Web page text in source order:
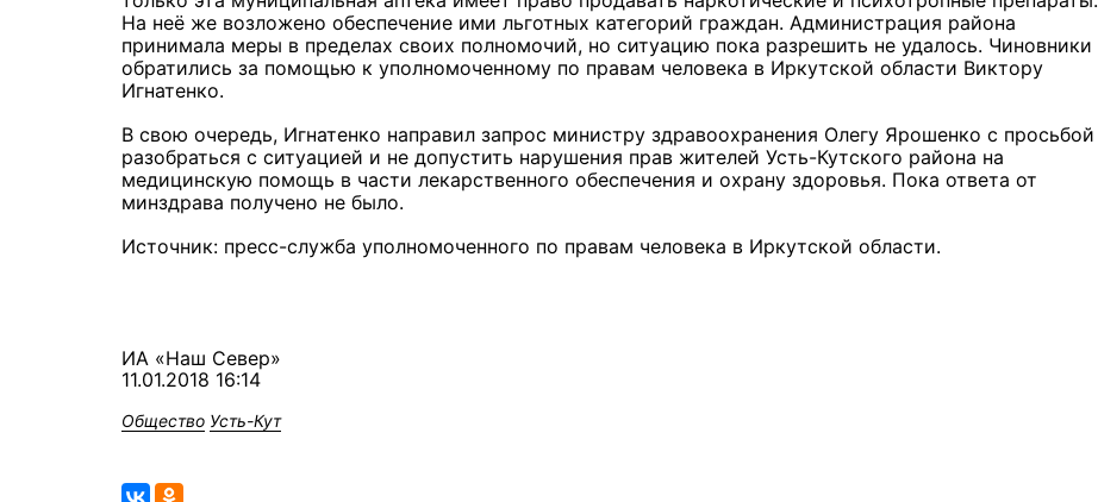
На неё же возложено обеспечение ими льготных категорий граждан. Администрация района
принимала меры в пределах своих полномочий, но ситуацию пока разрешить не удалось. Чиновники
обратились за помощью к уполномоченному по правам человека в Иркутской области Виктору
Игнатенко.
В свою очередь, Игнатенко направил запрос министру здравоохранения Олегу Ярошенко с просьбой
разобраться с ситуацией и не допустить нарушения прав жителей Усть-Кутского района на
медицинскую помощь в части лекарственного обеспечения и охрану здоровья. Пока ответа от
минздрава получено не было.
Источник: пресс-служба уполномоченного по правам человека в Иркутской области.
ИА «Наш Север»
11.01.2018 16:14
Общество Усть-Кут